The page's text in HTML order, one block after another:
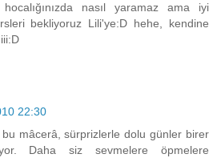
nasıl yaramaz ama iyi
bekliyoruz Lili'ye:D hehe, kendine
22:30
bu mâcerâ, sürprizlerle dolu günler birer
Daha siz sevmelere öpmelere